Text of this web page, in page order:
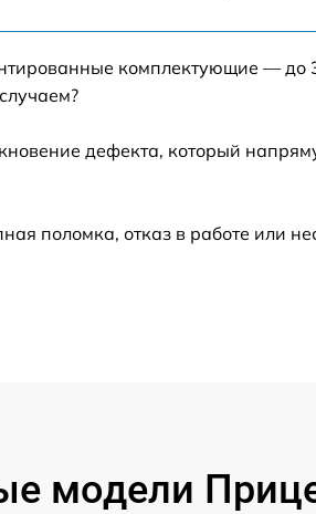
тепловизора
комплектующие — до
дефекта, который
поломка, отказ в работе или
модели